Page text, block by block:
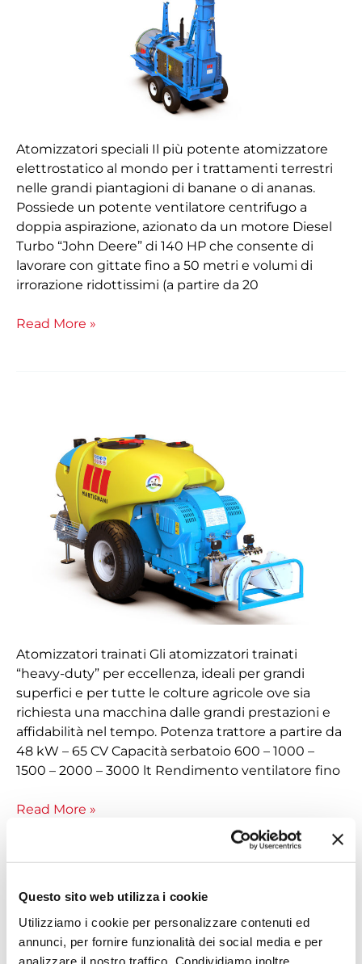
Questo sito web utilizza i cookie
Utilizziamo i cookie per personalizzare contenuti ed
annunci, per fornire funzionalità dei social media e per
analizzare il nostro traffico. Condividiamo inoltre
Atomizzatori speciali Il più potente atomizzatore
elettrostatico al mondo per i trattamenti terrestri
nelle grandi piantagioni di banane o di ananas.
Possiede un potente ventilatore centrifugo a
doppia aspirazione, azionato da un motore Diesel
Turbo “John Deere” di 140 HP che consente di
lavorare con gittate fino a 50 metri e volumi di
irrorazione ridottissimi (a partire da 20
Read More »
Atomizzatori trainati Gli atomizzatori trainati
“heavy-duty” per eccellenza, ideali per grandi
superfici e per tutte le colture agricole ove sia
richiesta una macchina dalle grandi prestazioni e
affidabilità nel tempo. Potenza trattore a partire da
48 kW – 65 CV Capacità serbatoio 600 – 1000 –
1500 – 2000 – 3000 lt Rendimento ventilatore fino
Read More »
Portato
Whirlwind
M612